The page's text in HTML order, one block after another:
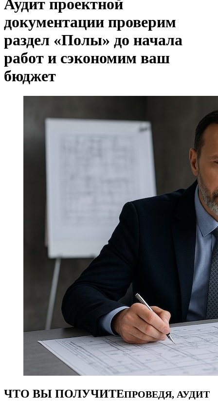
Аудит проектной
документации проверим
раздел «Полы» до начала
работ и сэкономим ваш
бюджет
ЧТО ВЫ ПОЛУЧИТЕПРОВЕДЯ, АУДИТ